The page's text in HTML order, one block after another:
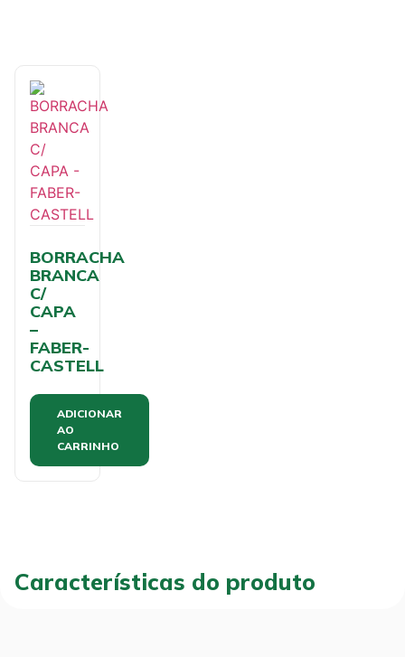
BORRACHA
BRANCA
C/
CAPA
–
FABER-
CASTELL
ADICIONAR
AO
CARRINHO
Características do produto